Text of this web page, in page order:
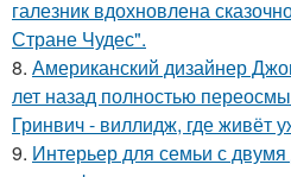
галезник вдохновлена
Стране Чудес".
8. Американский дизайнер
лет назад полностью
Гринвич - виллидж, где живёт
9. Интерьер для семьи с